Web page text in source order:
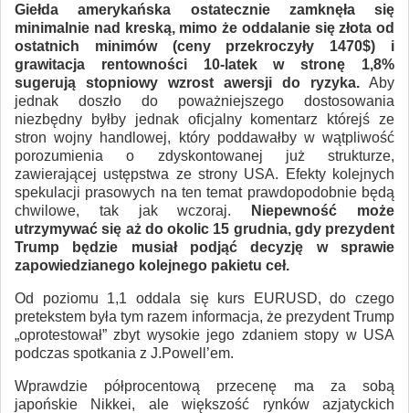
Giełda amerykańska ostatecznie zamknęła się
minimalnie nad kreską, mimo że oddalanie się złota od
ostatnich minimów (ceny przekroczyły 1470$) i
grawitacja rentowności 10-latek w stronę 1,8%
sugerują stopniowy wzrost awersji do ryzyka. Aby
jednak doszło do poważniejszego dostosowania
niezbędny byłby jednak oficjalny komentarz którejś ze
stron wojny handlowej, który poddawałby w wątpliwość
porozumienia o zdyskontowanej już strukturze,
zawierającej ustępstwa ze strony USA. Efekty kolejnych
spekulacji prasowych na ten temat prawdopodobnie będą
chwilowe, tak jak wczoraj.
Niepewność może
utrzymywać się aż do okolic 15 grudnia, gdy prezydent
Trump będzie musiał podjąć decyzję w sprawie
zapowiedzianego kolejnego pakietu ceł.
Od poziomu 1,1 oddala się kurs EURUSD, do czego
pretekstem była tym razem informacja, że prezydent Trump
„oprotestował” zbyt wysokie jego zdaniem stopy w USA
podczas spotkania z J.Powell’em.
Wprawdzie półprocentową przecenę ma za sobą
japońskie Nikkei, ale większość rynków azjatyckich